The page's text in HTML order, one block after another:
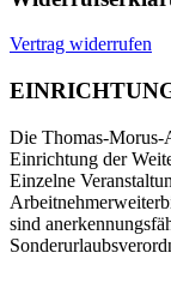
Vertrag widerrufen
Die Thomas-Morus-
Einrichtung der
Einzelne
sind